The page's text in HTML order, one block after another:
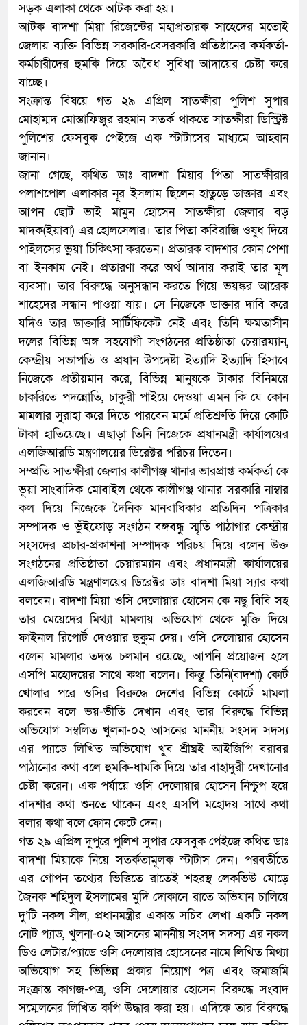
সড়ক এলাকা থেকে আটক করা হয়।
আটক বাদশা মিয়া রিজেন্টের মহাপ্রতারক সাহেদের মতোই
জেলায় ব্যক্তি বিভিন্ন সরকারি-বেসরকারি প্রতিষ্ঠানের কর্মকর্তা-
কর্মচারীদের হুমকি দিয়ে অবৈধ সুবিধা আদায়ের চেষ্টা করে
যাচ্ছে।
সংক্রান্ত বিষয়ে গত ২৯ এপ্রিল সাতক্ষীরা পুলিশ সুপার
মোহাম্মদ মোস্তাফিজুর রহমান সতর্ক থাকতে সাতক্ষীরা ডিস্ট্রিক্ট
পুলিশের ফেসবুক পেইজে এক স্টাটাসের মাধ্যমে আহ্বান
জানান।
জানা গেছে, কথিত ডাঃ বাদশা মিয়ার পিতা সাতক্ষীরার
পলাশপোল এলাকার নূর ইসলাম ছিলেন হাতুড়ে ডাক্তার এবং
আপন ছোট ভাই মামুন হোসেন সাতক্ষীরা জেলার বড়
মাদক(ইয়াবা) এর হোলসেলার। তার পিতা কবিরাজি ওষুধ দিয়ে
পাইলসের ভুয়া চিকিৎসা করতেন। প্রতারক বাদশার কোন পেশা
বা ইনকাম নেই। প্রতারণা করে অর্থ আদায় করাই তার মূল
ব্যবসা। তার বিরুদ্ধে অনুসন্ধান করতে গিয়ে ভয়ঙ্কর আরেক
শাহেদের সন্ধান পাওয়া যায়। সে নিজেকে ডাক্তার দাবি করে
যদিও তার ডাক্তারি সার্টিফিকেট নেই এবং তিনি ক্ষমতাসীন
দলের বিভিন্ন অঙ্গ সহযোগী সংগঠনের প্রতিষ্ঠাতা চেয়ারম্যান,
কেন্দ্রীয় সভাপতি ও প্রধান উপদেষ্টা ইত্যাদি ইত্যাদি হিসাবে
নিজেকে প্রতীয়মান করে, বিভিন্ন মানুষকে টাকার বিনিময়ে
চাকরিতে পদন্নোতি, চাকুরী পাইয়ে দেওয়া এমন কি যে কোন
মামলার সুরাহা করে দিতে পারবেন মর্মে প্রতিশ্রুতি দিয়ে কোটি
টাকা হাতিয়েছে। এছাড়া তিনি নিজেকে প্রধানমন্ত্রী কার্যালয়ের
এলজিআরডি মন্ত্রণালয়ের ডিরেক্টর পরিচয় দিতেন।
সম্প্রতি সাতক্ষীরা জেলার কালীগঞ্জ থানার ভারপ্রাপ্ত কর্মকর্তা কে
ভূয়া সাংবাদিক মোবাইল থেকে কালীগঞ্জ থানার সরকারি নাম্বার
কল দিয়ে নিজেকে দৈনিক মানবাধিকার প্রতিদিন পত্রিকার
সম্পাদক ও ভুঁইফোড় সংগঠন বঙ্গবন্ধু স্মৃতি পাঠাগার কেন্দ্রীয়
সংসদের প্রচার-প্রকাশনা সম্পাদক পরিচয় দিয়ে বলেন উক্ত
সংগঠনের প্রতিষ্ঠাতা চেয়ারম্যান এবং প্রধানমন্ত্রী কার্যালয়ের
এলজিআরডি মন্ত্রণালয়ের ডিরেক্টর ডাঃ বাদশা মিয়া স্যার কথা
বলবেন। বাদশা মিয়া ওসি দেলোয়ার হোসেন কে নছু বিবি সহ
তার মেয়েদের মিথ্যা মামলায় অভিযোগ থেকে মুক্তি দিয়ে
ফাইনাল রিপোর্ট দেওয়ার হুকুম দেয়। ওসি দেলোয়ার হোসেন
বলেন মামলার তদন্ত চলমান রয়েছে, আপনি প্রয়োজন হলে
এসপি মহোদয়ের সাথে কথা বলেন। কিন্তু তিনি(বাদশা) কোর্ট
খোলার পরে ওসির বিরুদ্ধে দেশের বিভিন্ন কোর্টে মামলা
করবেন বলে ভয়-ভীতি দেখান এবং তার বিরুদ্ধে বিভিন্ন
অভিযোগ সম্বলিত খুলনা-০২ আসনের মাননীয় সংসদ সদস্য
এর প্যাডে লিখিত অভিযোগ খুব শ্রীঘ্রই আইজিপি বরাবর
পাঠানোর কথা বলে হুমকি-ধামকি দিয়ে তার বাহাদুরী দেখানোর
চেষ্টা করেন। এক পর্যায়ে ওসি দেলোয়ার হোসেন নিশ্চুপ হয়ে
বাদশার কথা শুনতে থাকেন এবং এসপি মহোদয় সাথে কথা
বলার কথা বলে ফোন কেটে দেন।
গত ২৯ এপ্রিল দুপুরে পুলিশ সুপার ফেসবুক পেইজে কথিত ডাঃ
বাদশা মিয়াকে নিয়ে সতর্কতামূলক স্টাটাস দেন। পরবর্তীতে
এর গোপন তথ্যের ভিত্তিতে রাতেই শহরস্থ লেকভিউ মোড়ে
জৈনক শহিদুল ইসলামের মুদি দোকানে রাতে অভিযান চালিয়ে
দু’টি নকল সীল, প্রধানমন্ত্রীর একান্ত সচিব লেখা একটি নকল
নোট প্যাড, খুলনা-০২ আসনের মাননীয় সংসদ সদস্য এর নকল
ডিও লেটার/প্যাডে ওসি দেলোয়ার হোসেনের নামে লিখিত মিথ্যা
অভিযোগ সহ ভিভিন্ন প্রকার নিয়োগ পত্র এবং জমাজমি
সংক্রান্ত কাগজ-পত্র, ওসি দেলোয়ার হোসেন বিরুদ্ধে সংবাদ
সম্মেলনের লিখিত কপি উদ্ধার করা হয়। এদিকে তার বিরুদ্ধে